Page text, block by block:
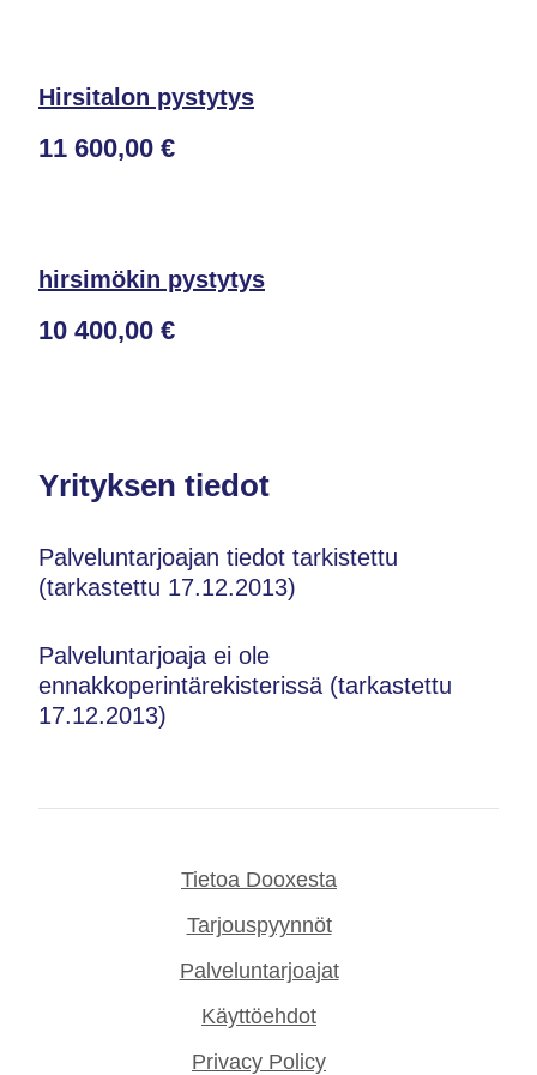
Hirsitalon pystytys
11 600,00 €
hirsimökin pystytys
10 400,00 €
Yrityksen tiedot
Palveluntarjoajan tiedot tarkistettu
(tarkastettu 17.12.2013)
Palveluntarjoaja ei ole
ennakkoperintärekisterissä (tarkastettu
17.12.2013)
Tietoa Dooxesta
Tarjouspyynnöt
Palveluntarjoajat
Käyttöehdot
Privacy Policy